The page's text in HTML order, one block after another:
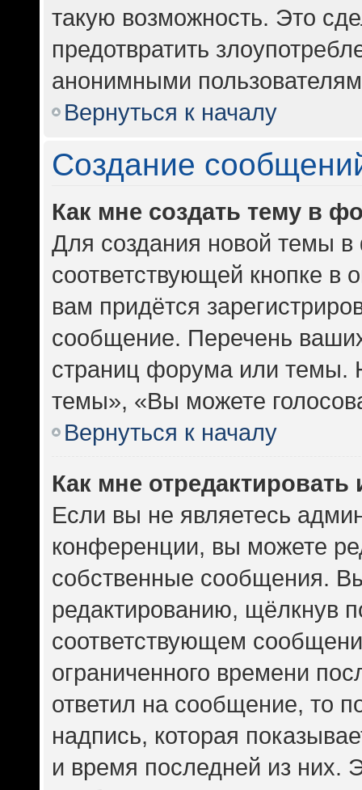
такую возможность. Это
предотвратить
анонимными
Вернуться к началу
Создание
Как мне создать тему в
Для создания новой темы
соответствующей кнопке
вам придётся
сообщение. Перечень
страниц форума или темы.
темы», «Вы можете
Вернуться к началу
Как мне
Если вы не являетесь
конференции, вы можете
собственные сообщения.
редактированию, щёлкнув
соответствующем
ограниченного времени
ответил на сообщение, то
надпись, которая
и время последней из них.